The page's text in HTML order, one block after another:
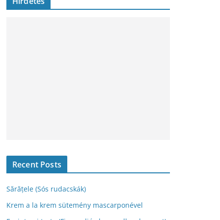
Recent Posts
Sărățele (Sós rudacskák)
Krem a la krem sütemény mascarponével